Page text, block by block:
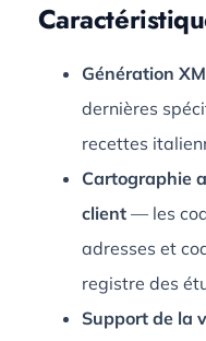
Génération
dernières
recettes
Cartographie
client— les
adresses et
registre des
Support de la